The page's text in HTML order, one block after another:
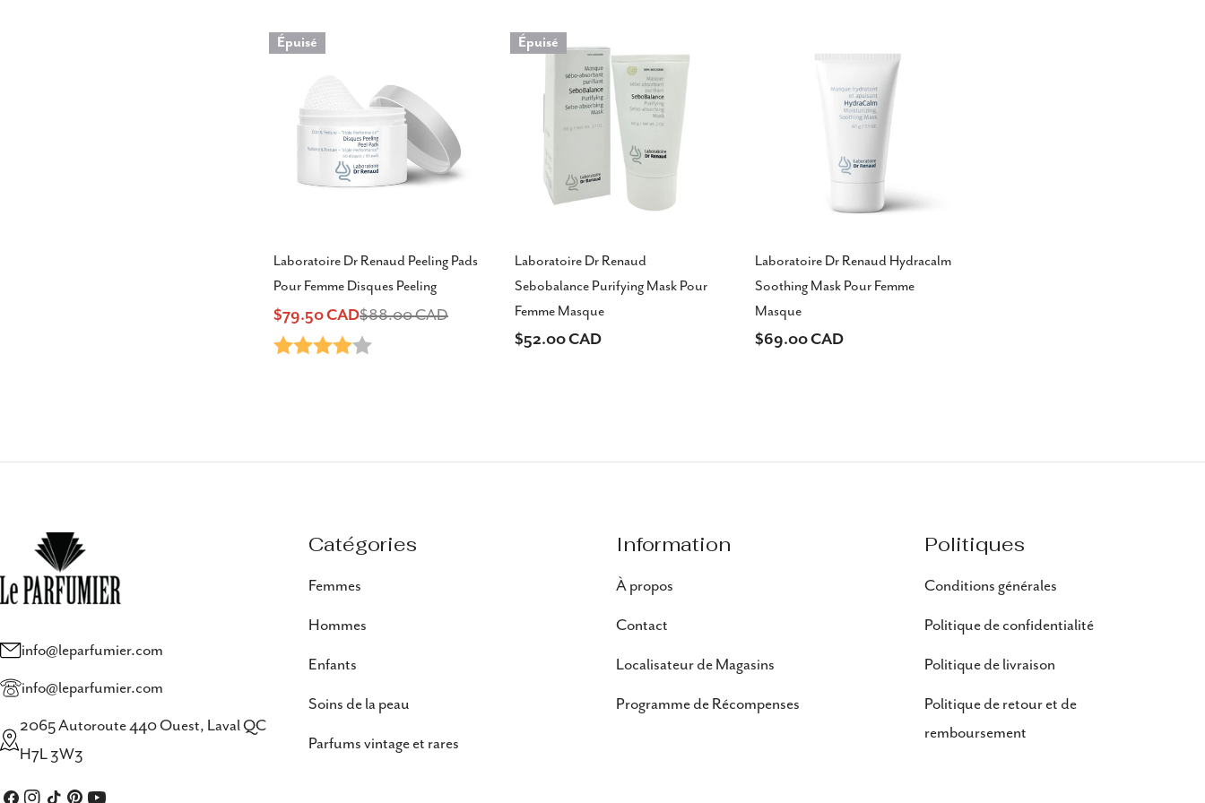
Épuisé
Laboratoire Dr Renaud Peeling Pads
Pour Femme Disques Peeling
Prix
$79.50 CAD
Prix
$88.00 CAD
Note:
Épuisé
Laboratoire Dr Renaud
Sebobalance Purifying Mask Pour
Femme Masque
Prix
$52.00 CAD
Laboratoire Dr Renaud Hydracalm
Soothing Mask Pour Femme
Masque
Prix
$69.00 CAD
info@leparfumier.com
info@leparfumier.com
2065 Autoroute 440 Ouest, Laval QC
H7L 3W3
Catégories
Femmes
Hommes
Enfants
Soins de la peau
Parfums vintage et rares
Information
À propos
Contact
Localisateur de Magasins
Programme de Récompenses
Politiques
Conditions générales
Politique de confidentialité
Politique de livraison
Politique de retour et de
remboursement